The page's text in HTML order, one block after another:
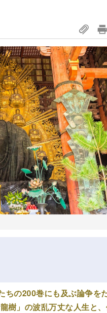
の200巻にも及ぶ論争を
樹」の波乱万丈な人生と